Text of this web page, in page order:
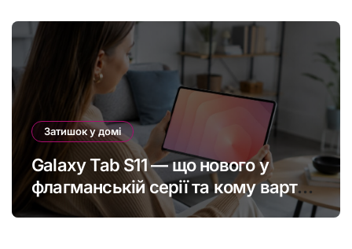
Затишок у домі
Galaxy Tab S11 — що нового у
флагманській серії та кому варто
оновитись